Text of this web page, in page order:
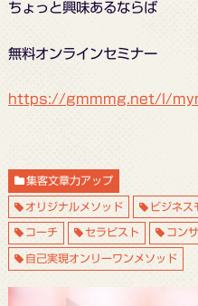
ちょっと興味あるならば
無料オンラインセミナー
https://gmmmg.net/l/
集客文章力アップ
オリジナルメソッド ビジネス
コーチ セラピスト コン
自己実現オンリーワンメソッド